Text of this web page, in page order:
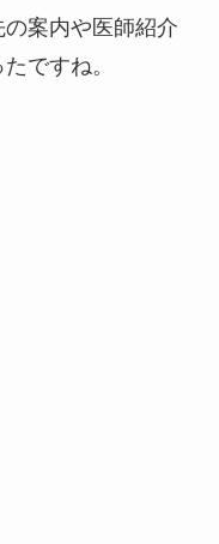
案内や医師紹介
ですね。